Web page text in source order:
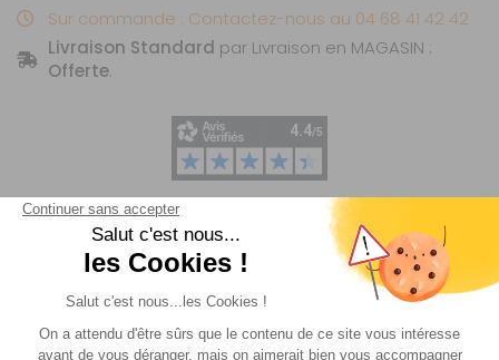
Sur commande : Contactez-nous au 04 68 41 42 42
Livraison Standard par Livraison en MAGASIN :
Offerte.
Livraison
Expédié sous 72h
Paiements
Sécurisés
Avantages
Carte de fidélité
Plusieurs fois